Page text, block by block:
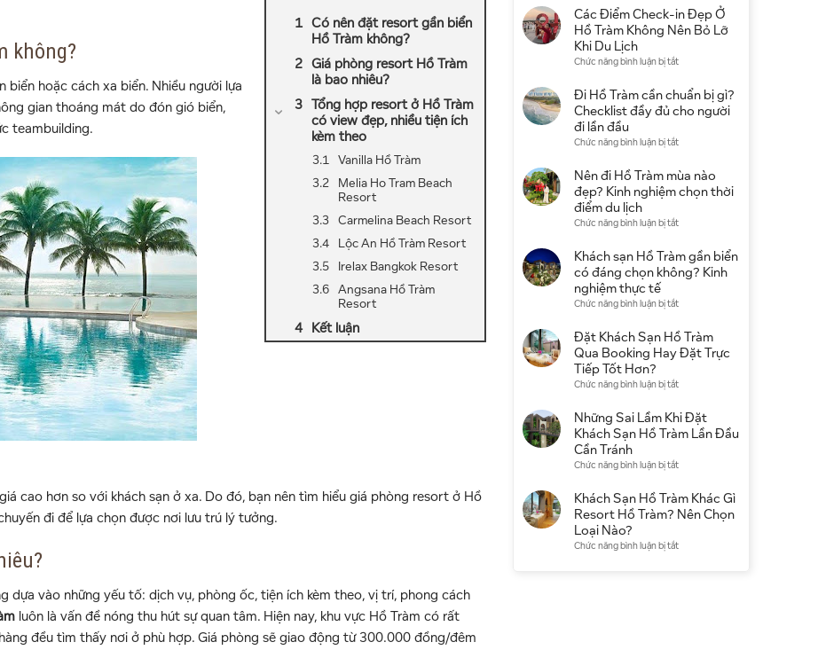
Có nên đặt resort gần biển
Hồ Tràm không?
Giá phòng resort Hồ Tràm
là bao nhiêu?
Tổng hợp resort ở Hồ Tràm
có view đẹp, nhiều tiện ích
kèm theo
Vanilla Hồ Tràm
Melia Ho Tram Beach
Resort
Carmelina Beach Resort
Lộc An Hồ Tràm Resort
Irelax Bangkok Resort
Angsana Hồ Tràm
Resort
Kết luận
không?
hoặc cách xa biển. Nhiều người lựa
gian thoáng mát do đón gió biển,
teambuilding.
cao hơn so với khách sạn ở xa. Do đó, bạn nên tìm hiểu giá phòng resort ở Hồ
đi để lựa chọn được nơi lưu trú lý tưởng.
dựa vào những yếu tố: dịch vụ, phòng ốc, tiện ích kèm theo, vị trí, phong cách
luôn là vấn đề nóng thu hút sự quan tâm. Hiện nay, khu vực Hồ Tràm có rất
đều tìm thấy nơi ở phù hợp. Giá phòng sẽ giao động từ 300.000 đồng/đêm
4
Sao
Gợi
Ý
Khu
Dưỡng
Giá
Tốt
Các Điểm Check-in Đẹp Ở
Hồ Tràm Không Nên Bỏ Lỡ
Khi Du Lịch
Chức năng bình luận bị tắtở
Điểm
Check-
Tràm
Không
Bỏ
Khi
Du
Đi Hồ Tràm cần chuẩn bị gì?
Checklist đầy đủ cho người
đi lần đầu
Chức năng bình luận bị tắtở
Hồ
Tràm
Checklist
đầy
cho
đi
lần
Nên đi Hồ Tràm mùa nào
đẹp? Kinh nghiệm chọn thời
điểm du lịch
Chức năng bình luận bị tắtở
đi
Tràm
đẹp?
Kinh
nghiệm
thời
du
lịch
Khách sạn Hồ Tràm gần biển
có đáng chọn không? Kinh
nghiệm thực tế
Chức năng bình luận bị tắtở
sạn
Hồ
Tràm
đáng
chọn
Kinh
thực
tế
Đặt Khách Sạn Hồ Tràm
Qua Booking Hay Đặt Trực
Tiếp Tốt Hơn?
Chức năng bình luận bị tắtở
Khách
Sạn
Hay
Đặt
Tiếp
Những Sai Lầm Khi Đặt
Khách Sạn Hồ Tràm Lần Đầu
Cần Tránh
Chức năng bình luận bị tắtở
Sai
Lầm
Khách Sạn Hồ Tràm Khác Gì
Resort Hồ Tràm? Nên Chọn
Loại Nào?
Chức năng bình luận bị tắtở